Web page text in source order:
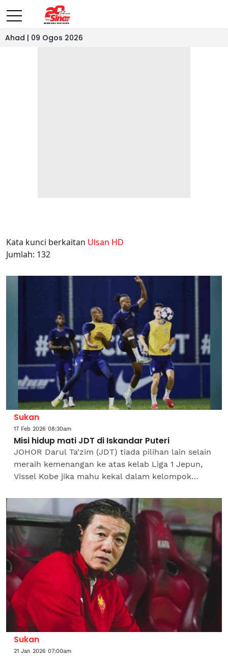
Ahad | 09 Ogos 2026
Kata kunci berkaitan Ulsan HD
Jumlah: 132
Sukan
17 Feb 2026 08:30am
Misi hidup mati JDT di Iskandar Puteri
JOHOR Darul Ta'zim (JDT) tiada pilihan lain selain
meraih kemenangan ke atas kelab Liga 1 Jepun,
Vissel Kobe jika mahu kekal dalam kelompok
pusingan 16...
Sukan
21 Jan 2026 07:00am